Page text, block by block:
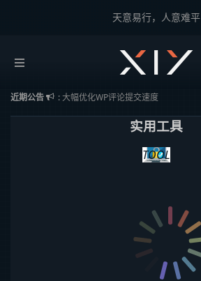
天意易行，人意难平
2BROEAR の 实用工具
近期公告 :大幅优化WP评论提交速度
实用工具
TOOL